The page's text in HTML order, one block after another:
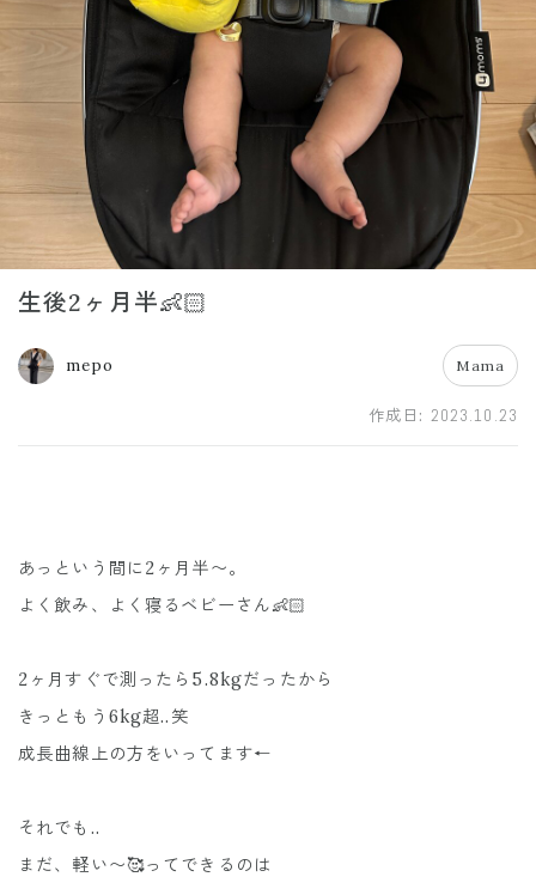
生後2ヶ月半👶🏻
mepo Mama
作成日: 2023.10.23
あっという間に2ヶ月半〜。
よく飲み、よく寝るベビーさん👶🏻
2ヶ月すぐで測ったら5.8kgだったから
きっともう6kg超..笑
成長曲線上の方をいってます←
それでも..
まだ、軽い〜🥰ってできるのは